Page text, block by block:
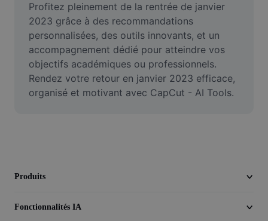
Amélioration de la qualité
Éditeur de vidéos
Couper une vidéo
Ajouter des sous-titres à une vidéo
Profitez pleinement de la rentrée de janvier
2023 grâce à des recommandations
personnalisées, des outils innovants, et un
accompagnement dédié pour atteindre vos
objectifs académiques ou professionnels.
Rendez votre retour en janvier 2023 efficace,
organisé et motivant avec CapCut - AI Tools.
Produits
Fonctionnalités IA